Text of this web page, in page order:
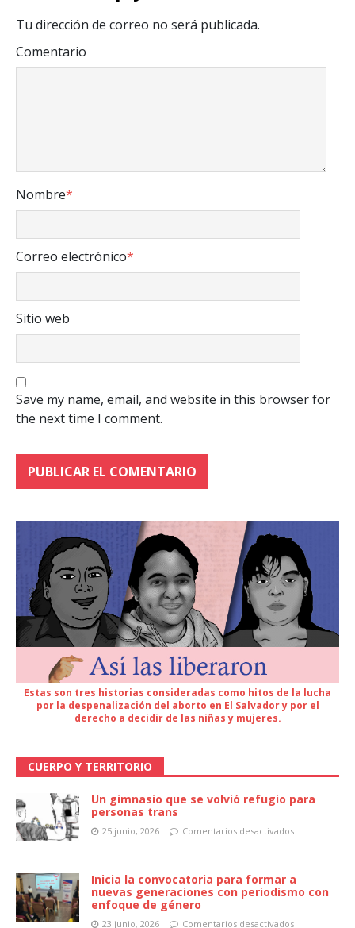
Tu dirección de correo no será publicada.
Comentario
Nombre*
Correo electrónico*
Sitio web
Save my name, email, and website in this browser for
the next time I comment.
Estas son tres historias consideradas como hitos de la lucha
por la despenalización del aborto en El Salvador y por el
derecho a decidir de las niñas y mujeres.
CUERPO Y TERRITORIO
Un gimnasio que se volvió refugio para
personas trans
25 junio, 2026 Comentarios desactivados
Inicia la convocatoria para formar a
nuevas generaciones con periodismo con
enfoque de género
23 junio, 2026 Comentarios desactivados